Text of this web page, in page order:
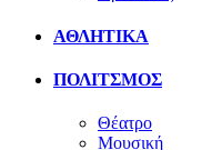
ΑΘΛΗΤΙΚΑ
ΠΟΛΙΤΣΜΟΣ
Θέατρο
Μουσική